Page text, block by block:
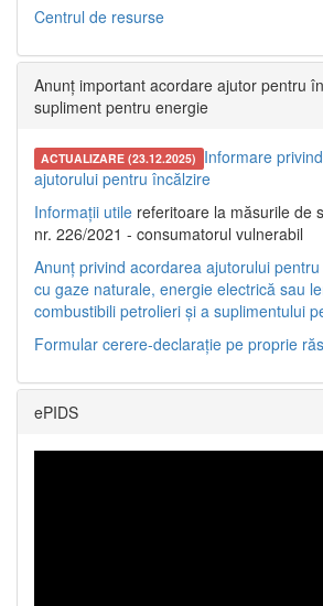
Centrul de resurse
Anunț important acordare ajutor pentru
supliment pentru energie
ACTUALIZARE (23.12.2025) Informare
ajutorului pentru încălzire
Informații utile referitoare la măsurile de
nr. 226/2021 - consumatorul vulnerabil
Anunț privind acordarea ajutorului
cu gaze naturale, energie electrică sau
combustibili petrolieri și a suplimentului
Formular cerere-declarație pe proprie
ePIDS